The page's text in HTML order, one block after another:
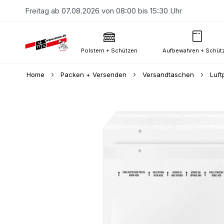
Freitag ab 07.08.2026 von 08:00 bis 15:30 Uhr
Polstern + Schützen Aufbewahren +
Home Packen + Versenden Versandtaschen